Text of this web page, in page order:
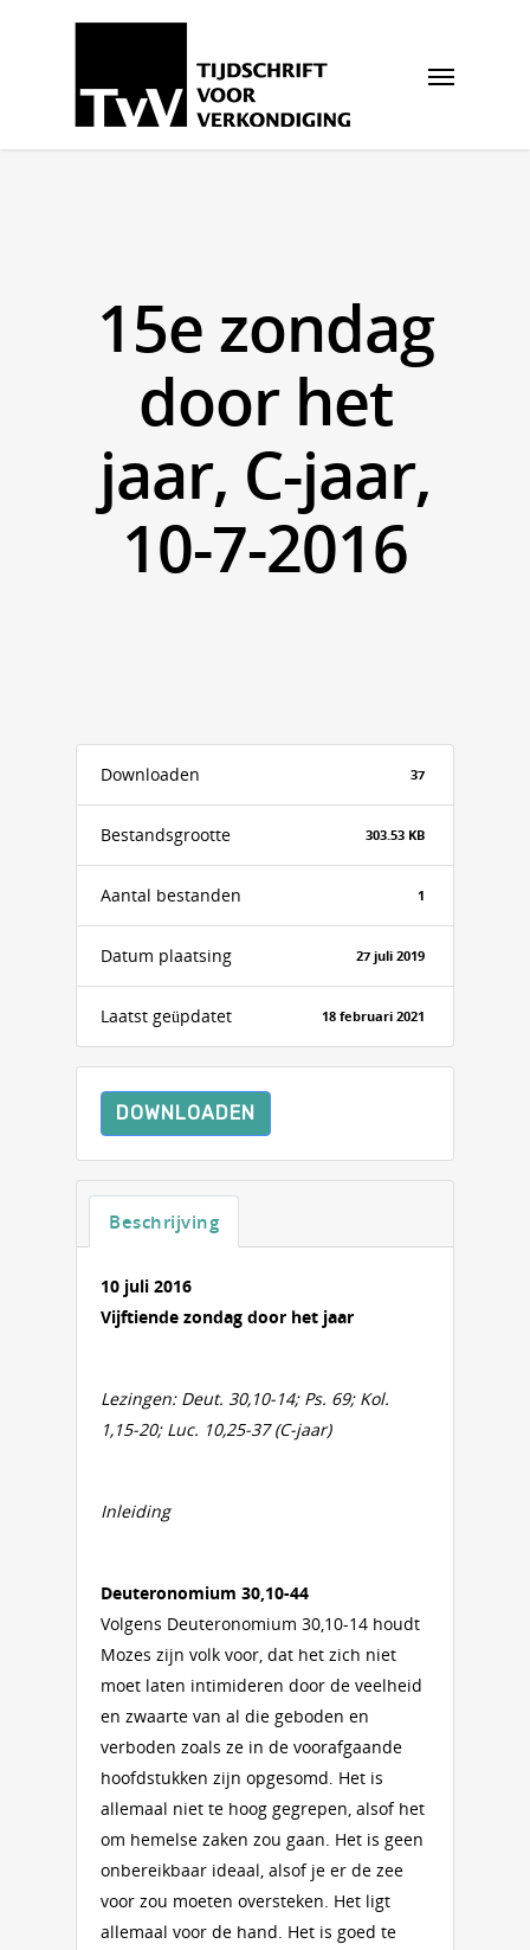
15e zondag
door het
jaar, C-jaar,
10-7-2016
Downloaden 37
Bestandsgrootte 303.53 KB
Aantal bestanden 1
Datum plaatsing 27 juli 2019
Laatst geüpdatet 18 februari 2021
DOWNLOADEN
Beschrijving
10 juli 2016
Vijftiende zondag door het jaar
Lezingen: Deut. 30,10-14; Ps. 69; Kol.
1,15-20; Luc. 10,25-37 (C-jaar)
Inleiding
Deuteronomium 30,10-44
Volgens Deuteronomium 30,10-14 houdt
Mozes zijn volk voor, dat het zich niet
moet laten intimideren door de veelheid
en zwaarte van al die geboden en
verboden zoals ze in de voorafgaande
hoofdstukken zijn opgesomd. Het is
allemaal niet te hoog gegrepen, alsof het
om hemelse zaken zou gaan. Het is geen
onbereikbaar ideaal, alsof je er de zee
voor zou moeten oversteken. Het ligt
allemaal voor de hand. Het is goed te